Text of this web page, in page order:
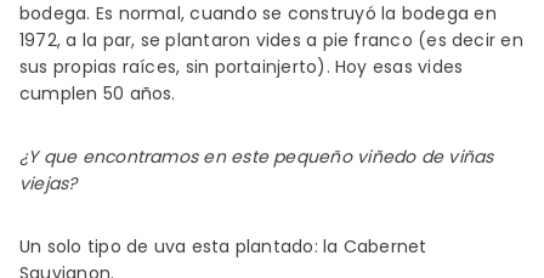
bodega. Es normal, cuando se construyó la bodega en
1972, a la par, se plantaron vides a pie franco (es decir en
sus propias raíces, sin portainjerto). Hoy esas vides
cumplen 50 años.
¿Y que encontramos en este pequeño viñedo de viñas
viejas?
Un solo tipo de uva esta plantado: la Cabernet
Sauvignon.